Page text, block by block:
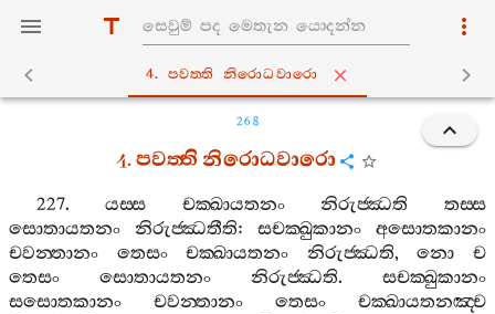
4. පවත‍්ති නිරොධවාරො
268
4.පවත‍්තිනිරොධවාරො
227.යස‍්ස චක‍්ඛායතනං නිරුජ‍්ඣති
තස‍්ස
සොතායතනං
නිරුජ‍්ඣතීති:සචක‍්ඛුකානං
අසොතකානං
චවන‍්තානං
තෙසං චක‍්ඛායතනං නිරුජ‍්ඣති,නො
ච
තෙසං
සොතායතනං නිරුජ‍්ඣති. සචක‍්ඛුකානං
සසොතකානං
චවන‍්තානං තෙසං
චක‍්ඛායතනඤ‍්ච